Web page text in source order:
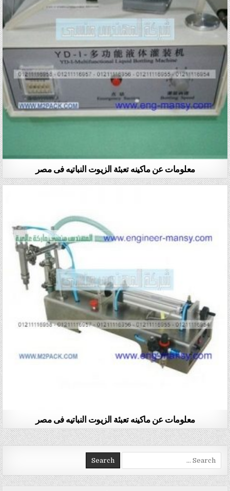
معلومات عن ماكينه تعبئة الزيوت النباتيه فى مصر
معلومات عن ماكينه تعبئة الزيوت النباتيه فى مصر
Search for: